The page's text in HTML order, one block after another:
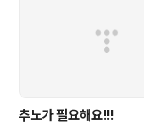
추노가 필요해요!!!